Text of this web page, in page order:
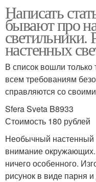
Написать
бывают про
настенных
В список вошли
всем требованиям
справляются со
Sfera Sveta B8933
Стоимость 180 рублей
Необычный настенный
внимание
ничего особенного.
рисунок в виде парня